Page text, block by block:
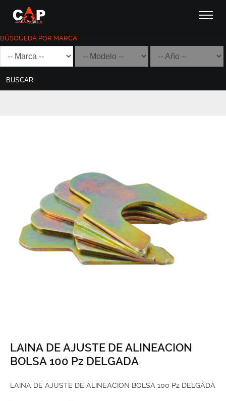
BÚSQUEDA POR MARCA
BUSCAR
LAINA DE AJUSTE DE ALINEACION
BOLSA 100 Pz DELGADA
LAINA DE AJUSTE DE ALINEACION BOLSA 100 Pz DELGADA